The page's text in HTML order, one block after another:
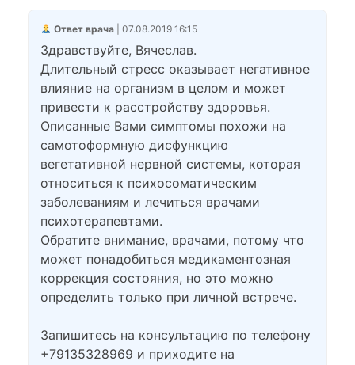
Ответ врача| 07.08.2019 16:15
Здравствуйте, Вячеслав.
Длительный стресс оказывает негативное
влияние на организм в целом и может
привести к расстройству здоровья.
Описанные Вами симптомы похожи на
самотоформную дисфункцию
вегетативной нервной системы, которая
относиться к психосоматическим
заболеваниям и лечиться врачами
психотерапевтами.
Обратите внимание, врачами, потому что
может понадобиться медикаментозная
коррекция состояния, но это можно
определить только при личной встрече.
Запишитесь на консультацию по телефону
+79135328969 и приходите на